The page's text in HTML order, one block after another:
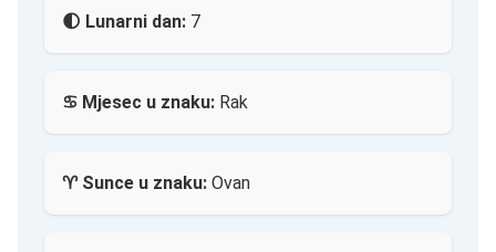
🌓 Lunarni dan: 7
♋ Mjesec u znaku: Rak
♈ Sunce u znaku: Ovan